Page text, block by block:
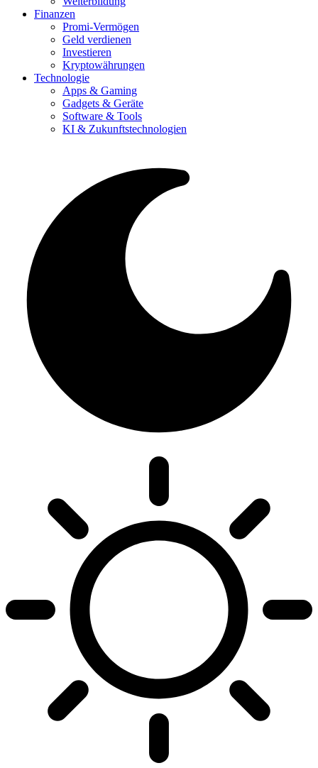
Finanzen
Promi-Vermögen
Geld verdienen
Investieren
Kryptowährungen
Technologie
Apps & Gaming
Gadgets & Geräte
Software & Tools
KI & Zukunftstechnologien